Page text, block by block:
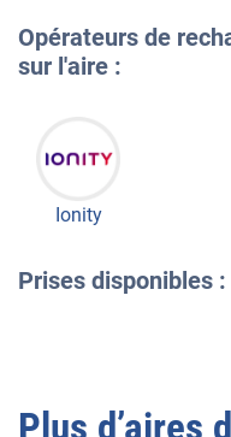
Opérateurs de
sur l'aire :
Ionity
Prises disponibles :
Plus d’aires